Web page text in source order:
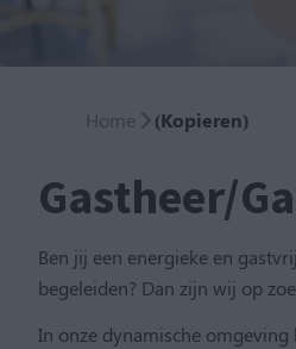
Home (Kopieren)
Gastheer/
Ben jij een energieke en
begeleiden? Dan zijn wij op
In onze dynamische omgeving